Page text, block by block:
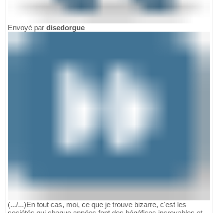
Envoyé par disedorgue
(.../...)En tout cas, moi, ce que je trouve bizarre, c'est les